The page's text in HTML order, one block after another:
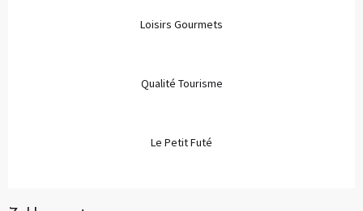
Loisirs Gourmets
Qualité Tourisme
Le Petit Futé